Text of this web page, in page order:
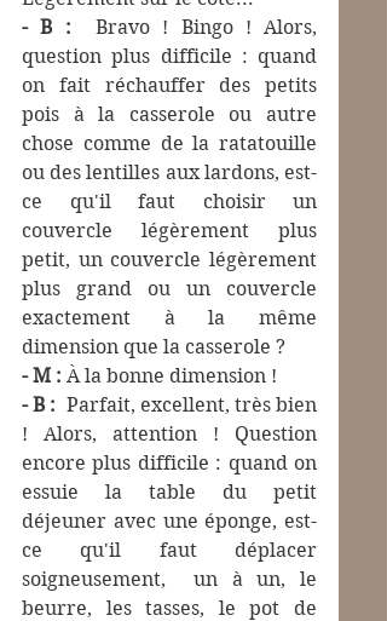
- B :
Bravo ! Bingo ! Alors,
question plus difficile : quand
on fait réchauffer des petits
pois à la casserole ou autre
chose comme de la ratatouille
ou des lentilles aux lardons, est-
ce qu'il faut choisir un
couvercle légèrement plus
petit, un couvercle légèrement
plus grand ou un couvercle
exactement à la même
dimension que la casserole ?
- M : À la bonne dimension !
- B : Parfait, excellent, très bien
! Alors, attention ! Question
encore plus difficile : quand on
essuie la table du petit
déjeuner avec une éponge, est-
ce qu'il faut déplacer
soigneusement,  un à un, le
beurre, les tasses, le pot de